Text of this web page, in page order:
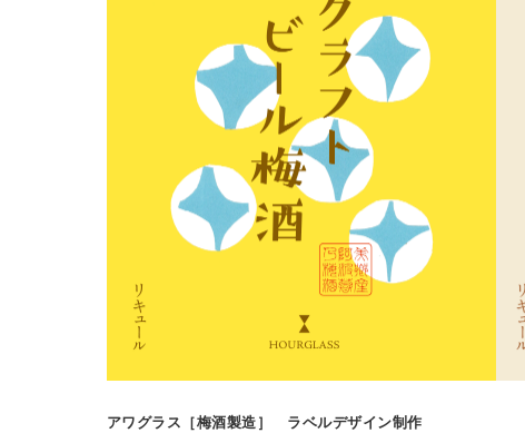
アワグラス［梅酒製造］ ラベルデザイン制作